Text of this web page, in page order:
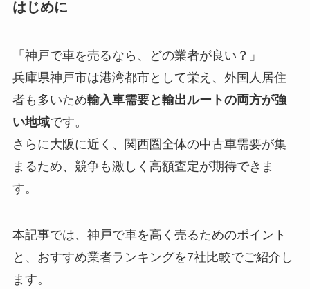
はじめに
「神戸で車を売るなら、どの業者が良い？」
兵庫県神戸市は港湾都市として栄え、外国人居住
者も多いため輸入車需要と輸出ルートの両方が強
い地域です。
さらに大阪に近く、関西圏全体の中古車需要が集
まるため、競争も激しく高額査定が期待できま
す。
本記事では、神戸で車を高く売るためのポイント
と、おすすめ業者ランキングを7社比較でご紹介し
ます。